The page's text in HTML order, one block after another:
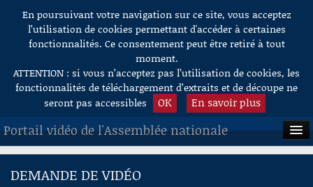
Aller au contenu
En poursuivant votre navigation sur ce site, vous acceptez
l’utilisation de cookies permettant d'accéder à certaines
fonctionnalités. Ce consentement peut être retiré à tout
moment.
ATTENTION : si vous n’acceptez pas l’utilisation de cookies, les
fonctionnalités de téléchargement d’extraits et de découpe ne
seront pas accessibles
OK En savoir plus
Portail vidéo de l'Assemblée nationale
ACCUEIL
DEMANDE DE VIDÉO